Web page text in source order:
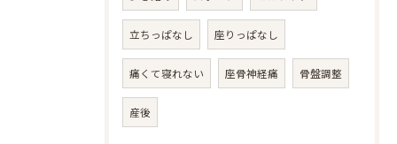
立ちっぱなし 座りっぱなし
痛くて寝れない 座骨神経痛 骨盤調整
産後